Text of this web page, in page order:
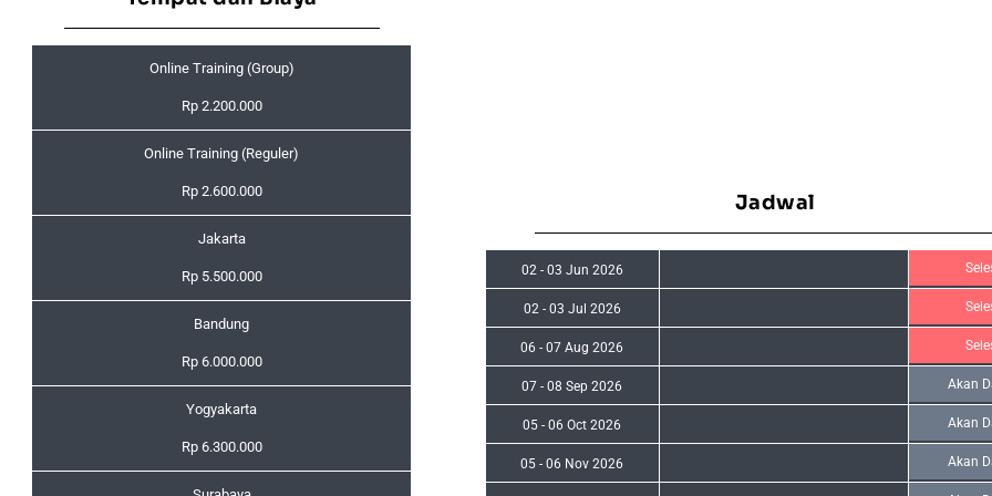
Online Training (Group)
Rp 2.200.000
Online Training (Reguler)
Rp 2.600.000
Jakarta
Rp 5.500.000
Bandung
Rp 6.000.000
Yogyakarta
Rp 6.300.000
Jadwal
02 - 03 Jun 2026
02 - 03 Jul 2026
06 -07 Aug 2026
07 -08 Sep 2026 Akan
05 -06 Oct 2026 Akan
05 -06 Nov 2026 Akan